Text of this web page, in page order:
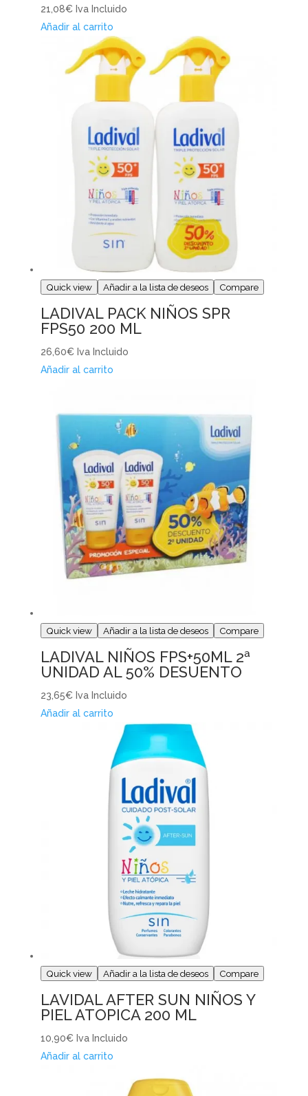
21,08€ Iva Incluido
Añadir al carrito
Quick view Añadir a la lista de deseos Compare
LADIVAL PACK NIÑOS SPR
FPS50 200 ML
26,60€ Iva Incluido
Añadir al carrito
Quick view Añadir a la lista de deseos Compare
LADIVAL NIÑOS FPS+50ML 2ª
UNIDAD AL 50% DESUENTO
23,65€ Iva Incluido
Añadir al carrito
Quick view Añadir a la lista de deseos Compare
LAVIDAL AFTER SUN NIÑOS Y
PIEL ATOPICA 200 ML
10,90€ Iva Incluido
Añadir al carrito